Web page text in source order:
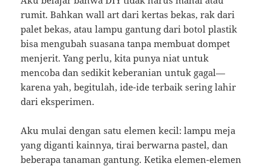
rumit. Bahkan wall art dari kertas bekas, rak dari
palet bekas, atau lampu gantung dari botol plastik
bisa mengubah suasana tanpa membuat dompet
menjerit. Yang perlu, kita punya niat untuk
mencoba dan sedikit keberanian untuk gagal—
karena yah, begitulah, ide-ide terbaik sering lahir
dari eksperimen.
Aku mulai dengan satu elemen kecil: lampu meja
yang diganti kainnya, tirai berwarna pastel, dan
beberapa tanaman gantung. Ketika elemen-elemen